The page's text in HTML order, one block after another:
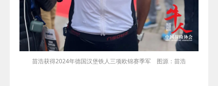
苗浩获得2024年德国汉堡铁人三项欧锦赛季军 图源：苗浩